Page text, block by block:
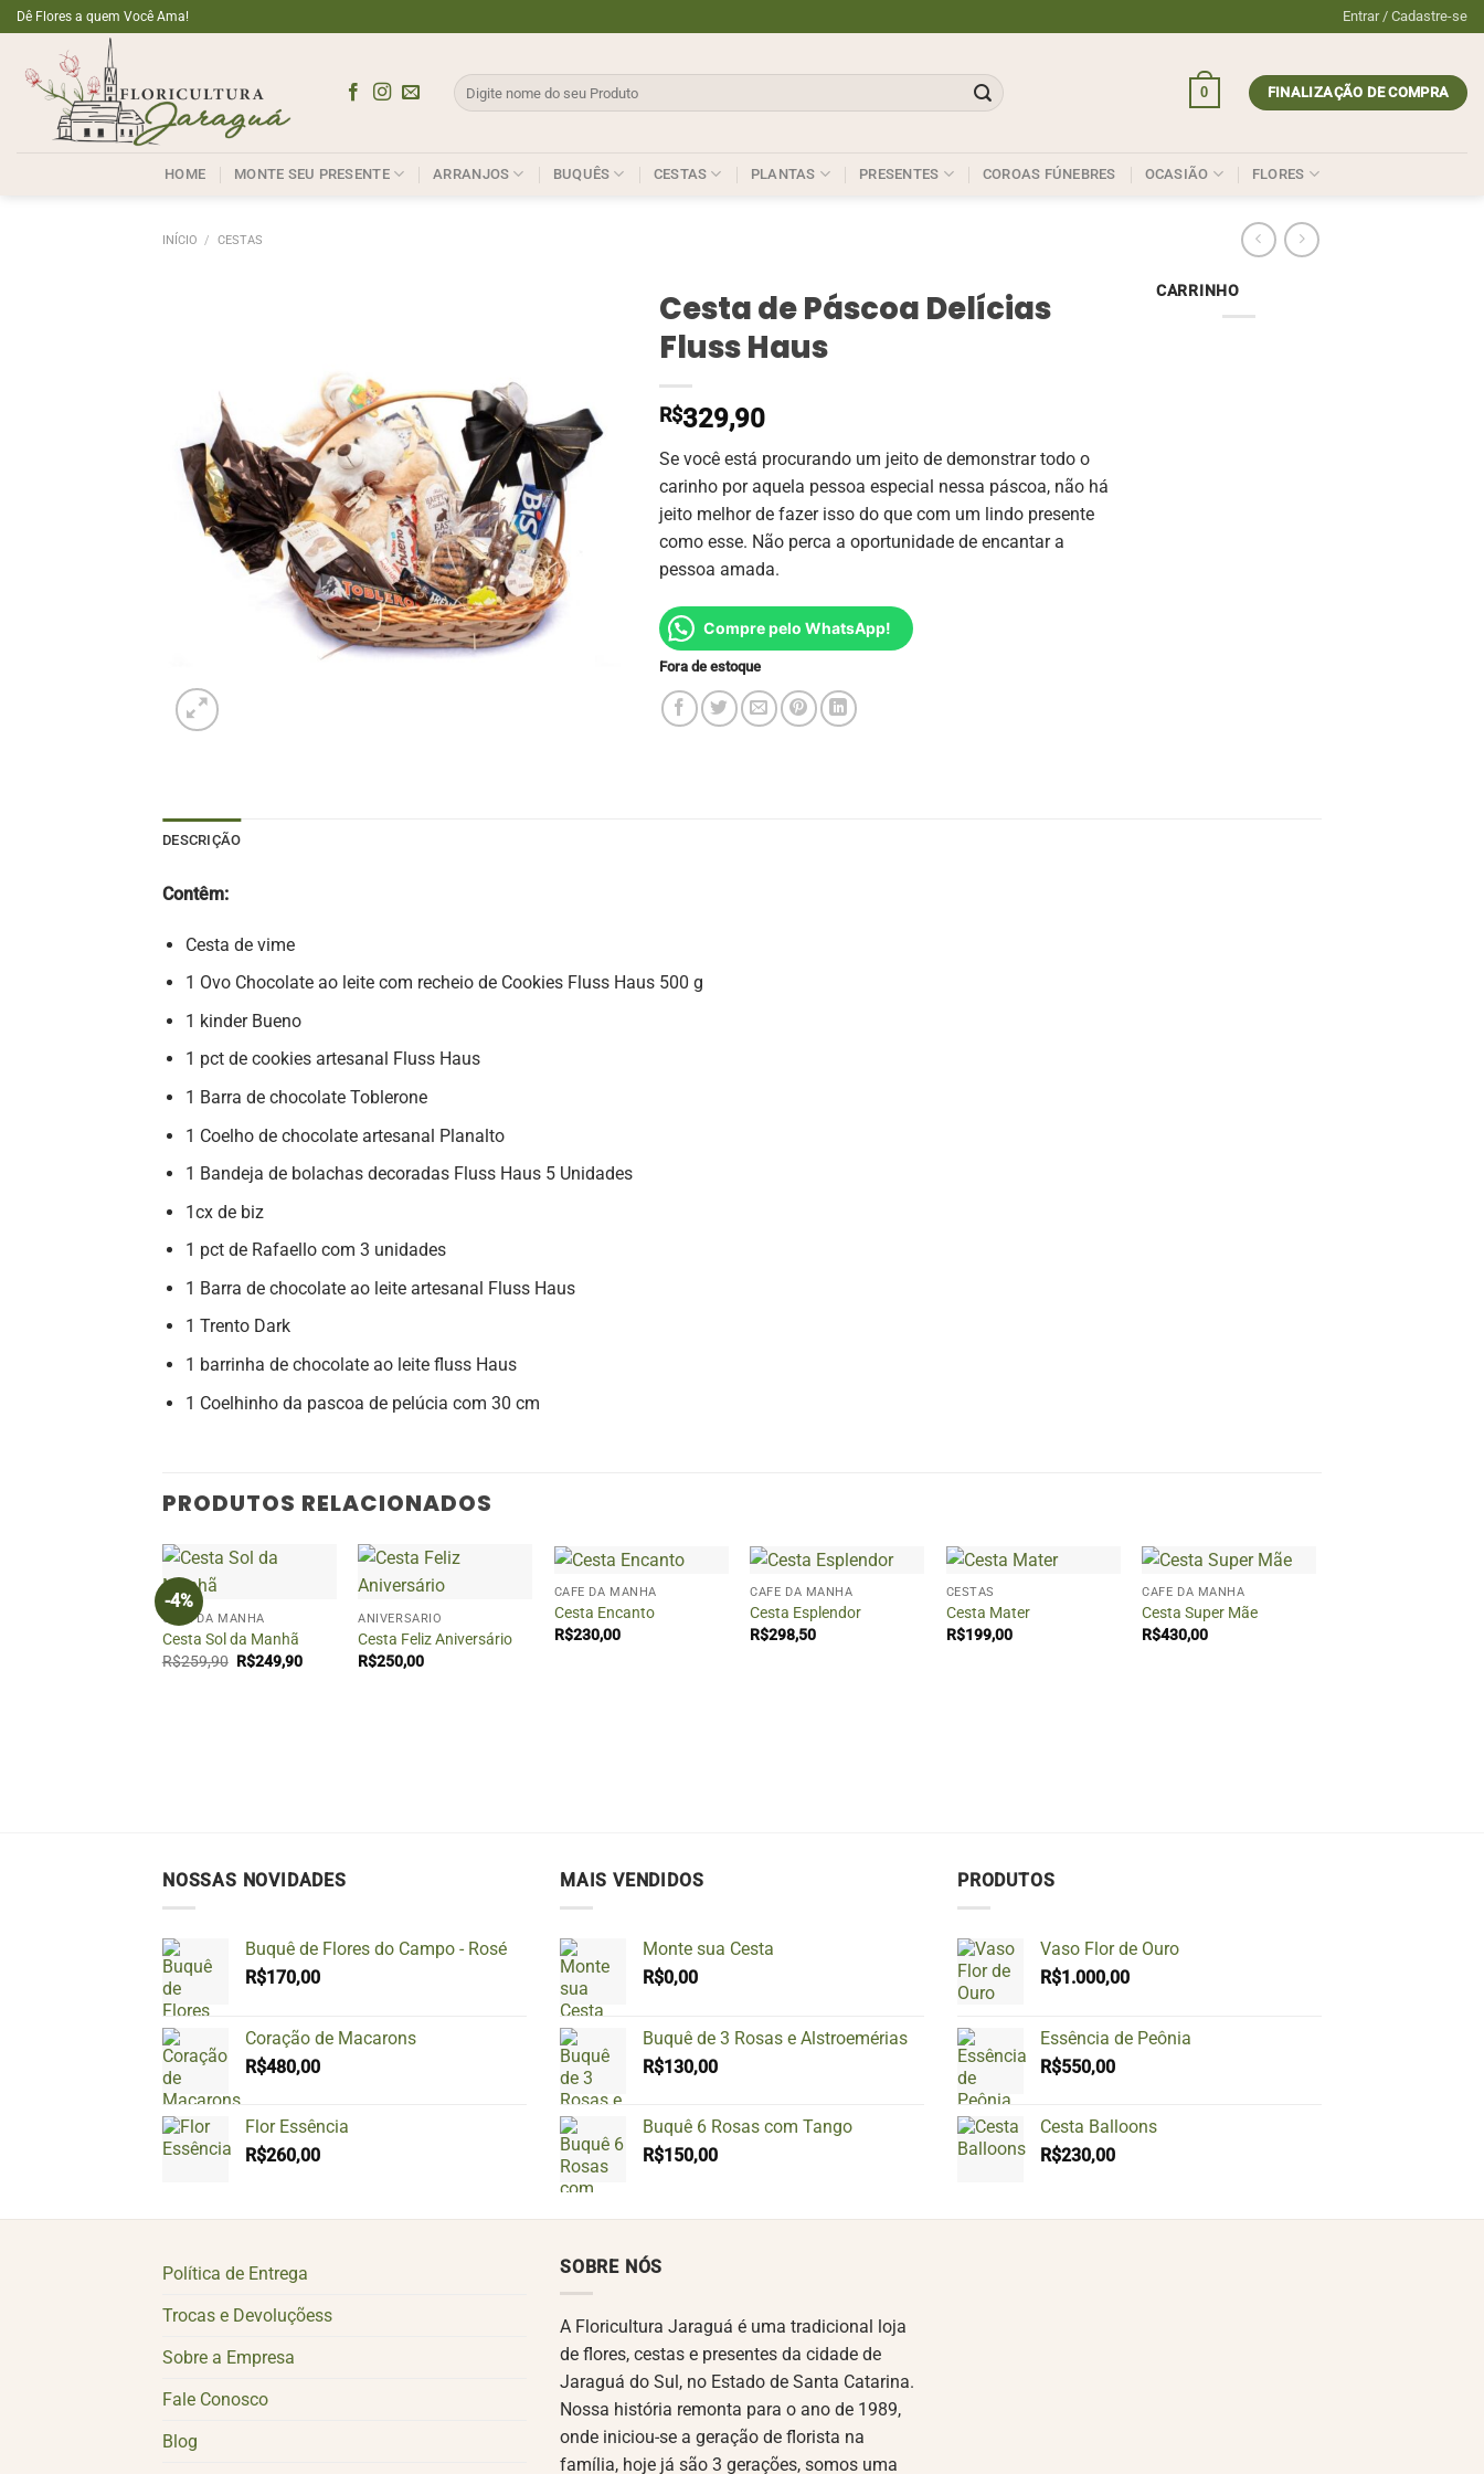
Skip
to
content
Dê Flores a quem Você Ama! Entrar / Cadastre-se
Pesquisar
por:
0 FINALIZAÇÃO DE COMPRA
HOME MONTE SEU PRESENTE ARRANJOS BUQUÊS CESTAS PLANTAS PRESENTES COROAS FÚNEBRES OCASIÃO FLORES
INÍCIO / CESTAS
Cesta de Páscoa Delícias
Fluss Haus
R$329,90
Se você está procurando um jeito de demonstrar todo o
carinho por aquela pessoa especial nessa páscoa, não há
jeito melhor de fazer isso do que com um lindo presente
como esse. Não perca a oportunidade de encantar a
pessoa amada.
Compre pelo WhatsApp!
Fora de estoque
CARRINHO
DESCRIÇÃO
Contêm:
Cesta de vime
1 Ovo Chocolate ao leite com recheio de Cookies Fluss Haus 500 g
1 kinder Bueno
1 pct de cookies artesanal Fluss Haus
1 Barra de chocolate Toblerone
1 Coelho de chocolate artesanal Planalto
1 Bandeja de bolachas decoradas Fluss Haus 5 Unidades
1cx de biz
1 pct de Rafaello com 3 unidades
1 Barra de chocolate ao leite artesanal Fluss Haus
1 Trento Dark
1 barrinha de chocolate ao leite fluss Haus
1 Coelhinho da pascoa de pelúcia com 30 cm
PRODUTOS RELACIONADOS
-4%
+
CAFÉ DA MANHÃ
Cesta Sol da Manhã
R$259,90 O
R$249,90O
ANIVERSÁRIO
Cesta Feliz Aniversário
R$250,00
+
CAFÉ DA MANHÃ
Cesta Encanto
R$230,00
+
CAFÉ DA MANHÃ
Cesta Esplendor
R$298,50
+
CESTAS
Cesta Mater
R$199,00
+
CAFÉ DA MANHÃ
Cesta Super Mãe
R$430,00
NOSSAS NOVIDADES
Buquê de Flores do Campo - Rosé
R$170,00
Coração de Macarons
R$480,00
Flor Essência
R$260,00
MAIS VENDIDOS
Monte sua Cesta
R$0,00
Buquê de 3 Rosas e Alstroemérias
R$130,00
Buquê 6 Rosas com Tango
R$150,00
PRODUTOS
Vaso Flor de Ouro
R$1.000,00
Essência de Peônia
R$550,00
Cesta Balloons
R$230,00
Política de Entrega
Trocas e Devoluçõess
Sobre a Empresa
Fale Conosco
Blog
SOBRE NÓS
A Floricultura Jaraguá é uma tradicional loja
de flores, cestas e presentes da cidade de
Jaraguá do Sul, no Estado de Santa Catarina.
Nossa história remonta para o ano de 1989,
onde iniciou-se a geração de florista na
família, hoje já são 3 gerações, somos uma